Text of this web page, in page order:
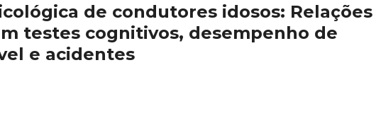
de condutores idosos: Relações
testes cognitivos, desempenho de
e acidentes